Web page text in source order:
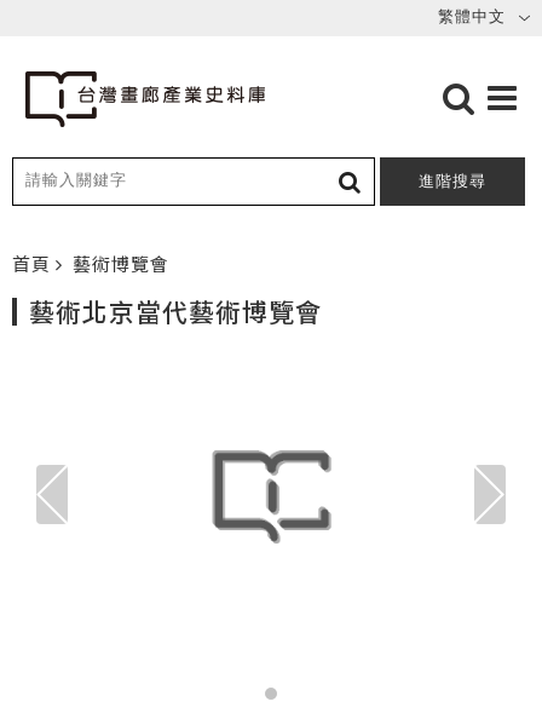
進階搜尋
首頁 藝術博覽會
藝術北京當代藝術博覽會